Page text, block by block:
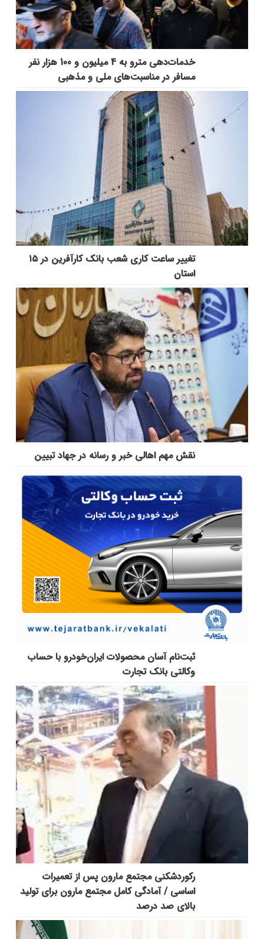
خدمات‌دهي مترو به 4 ميليون و 100 هزار نفر
مسافر در مناسبت‌هاي ملي و مذهبي
تغییر ساعت کاری شعب بانک کارآفرین در ۱۵
استان
نقش مهم اهالی خبر و رسانه در جهاد تبیین
ثبت‌نام آسان محصولات ایران‌خودرو با حساب
وکالتی بانک تجارت
رکوردشکنی مجتمع مارون پس از تعمیرات
اساسی / آمادگی کامل مجتمع مارون برای تولید
بالای صد درصد